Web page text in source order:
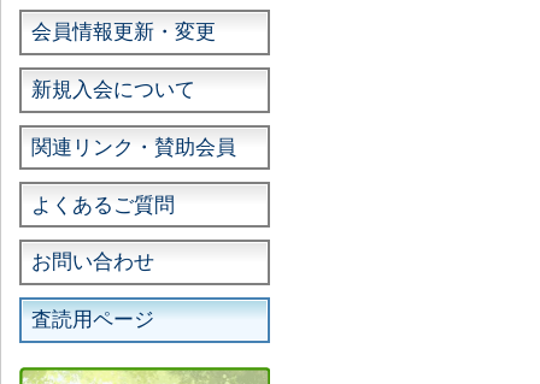
会員情報更新・変更
新規入会について
関連リンク・賛助会員
よくあるご質問
お問い合わせ
査読用ページ